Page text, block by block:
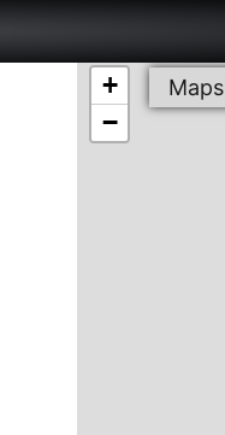
+
−
Maps